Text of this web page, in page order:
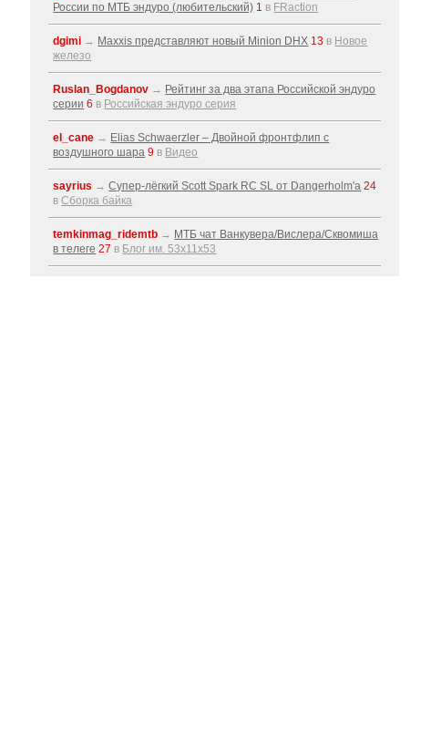
России по МТБ эндуро (любительский) 1 в FRaction
dgimi → Maxxis представляют новый Minion DHX 13 в Новое
железо
Ruslan_Bogdanov → Рейтинг за два этапа Российской эндуро
серии 6 в Российская эндуро серия
el_cane → Elias Schwaerzler – Двойной фронтфлип с
воздушного шара 9 в Видео
sayrius →Супер-лёгкий Scott Spark RC SL от Dangerholm'a 24
вСборка байка
temkinmag_ridemtb → МТБ чат Ванкувера/Вислера/Сквомиша
в телеге 27 в Блог им. 53x11x53